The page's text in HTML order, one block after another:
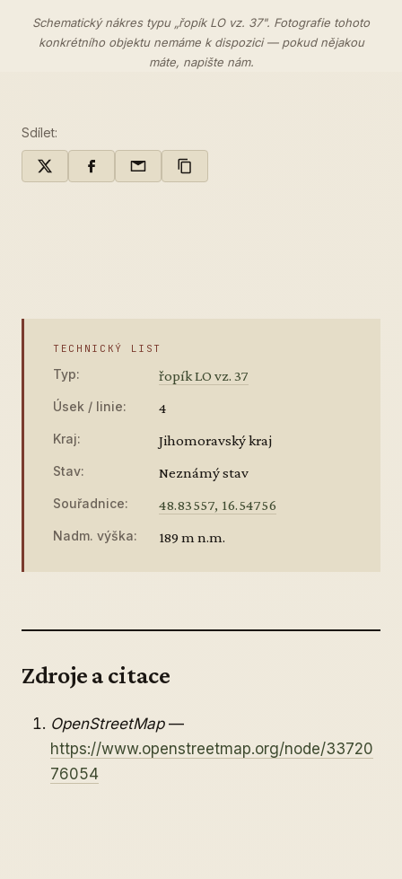
Schematický nákres typu „řopík LO vz. 37". Fotografie tohoto
konkrétního objektu nemáme k dispozici — pokud nějakou
máte, napište nám.
Sdílet:
TECHNICKÝ LIST
Typ: řopík LO vz. 37
Úsek / linie: 4
Kraj: Jihomoravský kraj
Stav: Neznámý stav
Souřadnice: 48.83557, 16.54756
Nadm. výška: 189 m n.m.
Zdroje a citace
OpenStreetMap—
https://www.openstreetmap.org/node/33720
76054